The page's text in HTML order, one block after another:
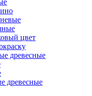
цвет
древесные
древесные